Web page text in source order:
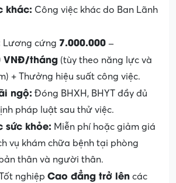
khác: Công việc khác do Ban Lãnh
Lương cứng 7.000.000 –
VNĐ/tháng (tùy theo năng lực và
+ Thưởng hiệu suất công việc.
ngộ: Đóng BHXH, BHYT đầy đủ
pháp luật sau thử việc.
sức khỏe: Miễn phí hoặc giảm giá
vụ khám chữa bệnh tại phòng
thân và người thân.
nghiệp Cao đẳng trở lên các